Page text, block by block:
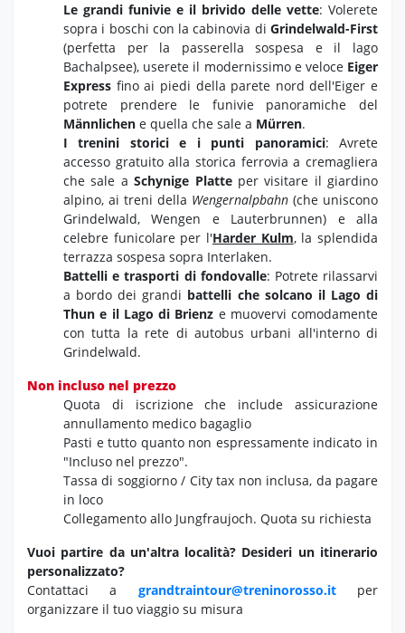
Le grandi funivie e il brivido delle vette: Volerete
sopra i boschi con la cabinovia di Grindelwald-First
(perfetta per la passerella sospesa e il lago
Bachalpsee), userete il modernissimo e veloce Eiger
Express fino ai piedi della parete nord dell'Eiger e
potrete prendere le funivie panoramiche del
Männlichen e quella che sale a Mürren.
I trenini storici e i punti panoramici: Avrete
accesso gratuito alla storica ferrovia a cremagliera
che sale aSchynige Platteper visitare il giardino
alpino, ai treni della Wengernalpbahn (che uniscono
Grindelwald, Wengen e Lauterbrunnen) e alla
celebre funicolare per l'Harder Kulm, la splendida
terrazza sospesa sopra Interlaken.
Battelli e trasporti di fondovalle: Potrete rilassarvi
a bordo dei grandi battelli che solcano il Lago di
Thun e il Lago di Brienz e muovervi comodamente
con tutta la rete di autobus urbani all'interno di
Grindelwald.
Non incluso nel prezzo
Quota di iscrizione che include assicurazione
annullamento medico bagaglio
Pasti e tutto quanto non espressamente indicato in
"Incluso nel prezzo".
Tassa di soggiorno / City tax non inclusa, da pagare
in loco
Collegamento allo Jungfraujoch. Quota su richiesta
Vuoi partire da un'altra località? Desideri un itinerario
personalizzato?
Contattaci a grandtraintour@treninorosso.it
per
organizzare il tuo viaggio su misura